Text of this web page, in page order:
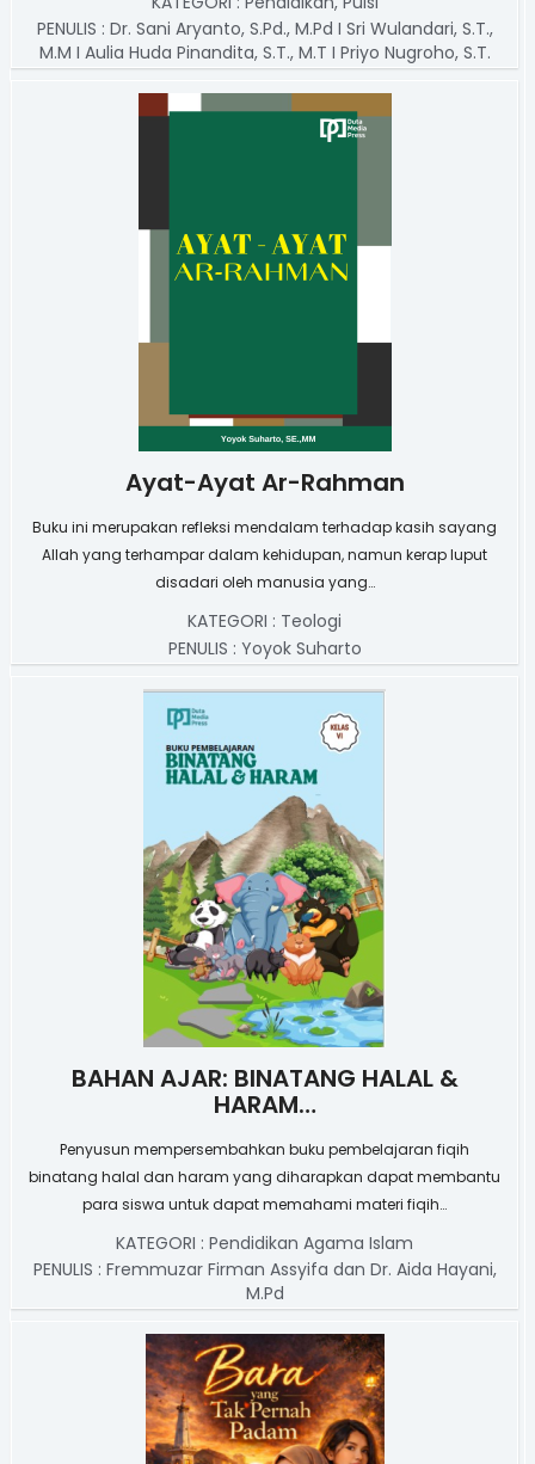
PENULIS : Dr. Sani Aryanto, S.Pd., M.Pd I Sri Wulandari, S.T.,
M.M I Aulia Huda Pinandita, S.T., M.T I Priyo Nugroho, S.T.
Ayat-Ayat Ar-Rahman
Buku ini merupakan refleksi mendalam terhadap kasih sayang
Allah yang terhampar dalam kehidupan, namun kerap luput
disadari oleh manusia yang…
KATEGORI : Teologi
PENULIS : Yoyok Suharto
BAHAN AJAR: BINATANG HALAL &
HARAM…
Penyusun mempersembahkan buku pembelajaran fiqih
binatang halal dan haram yang diharapkan dapat membantu
para siswa untuk dapat memahami materi fiqih…
KATEGORI : Pendidikan Agama Islam
PENULIS : Fremmuzar Firman Assyifa dan Dr. Aida Hayani,
M.Pd